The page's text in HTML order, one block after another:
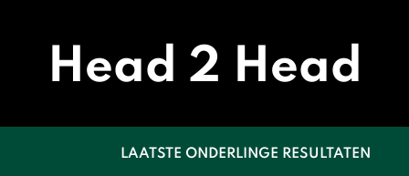
Head 2 Head
LAATSTE ONDERLINGE RESULTATEN